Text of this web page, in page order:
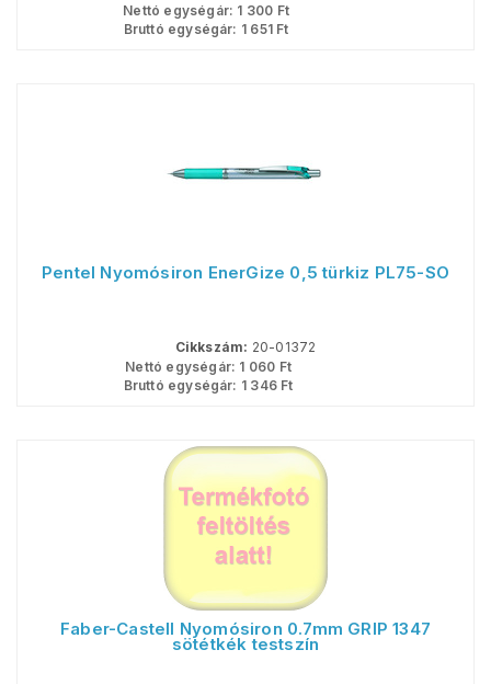
Nettó egységár: 1 300 Ft
Bruttó egységár: 1 651Ft
Pentel Nyomósiron EnerGize 0,5 türkiz PL75-SO
Cikkszám: 20-01372
Nettó egységár: 1 060 Ft
Bruttó egységár: 1 346Ft
Faber-Castell Nyomósiron 0.7mm GRIP 1347
sötétkék testszín